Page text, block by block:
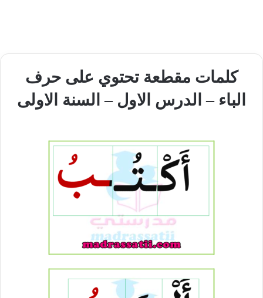
كلمات مقطعة تحتوي على حرف
الباء – الدرس الاول – السنة الاولى